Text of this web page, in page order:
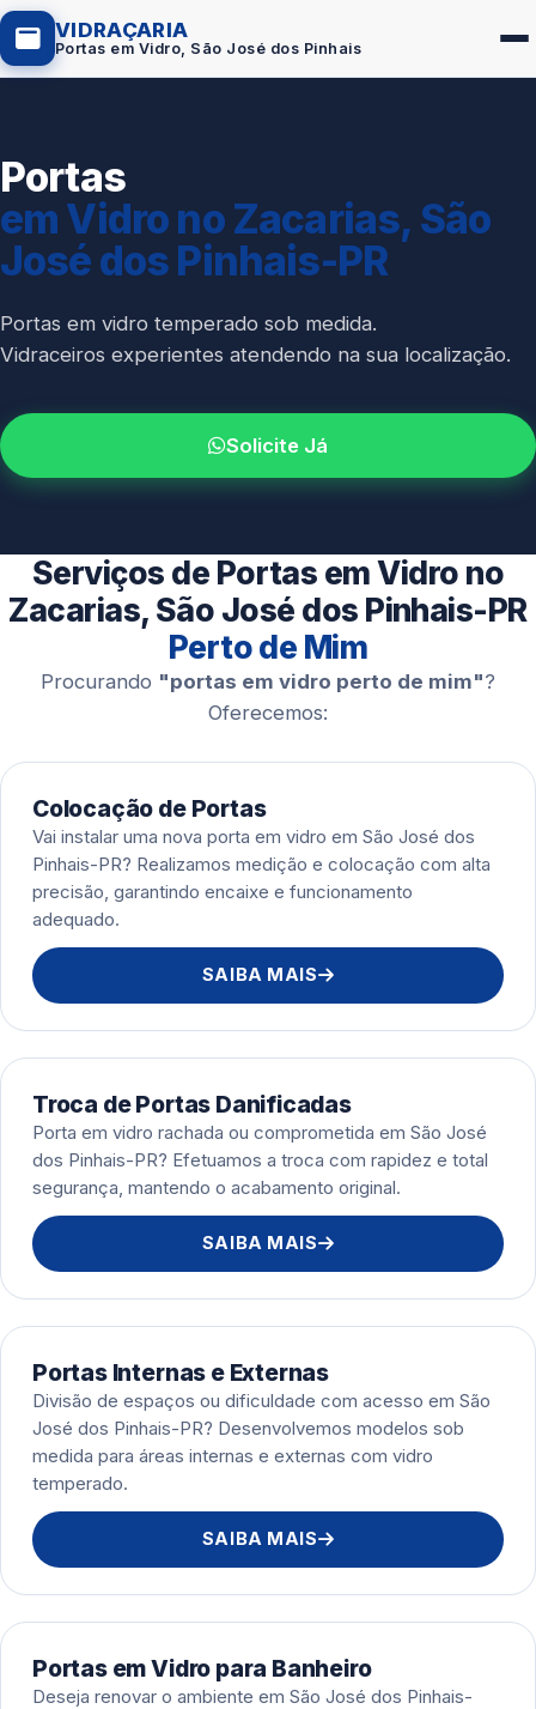
VIDRAÇARIA
Portas em Vidro, São José dos Pinhais
Box de Vidro
Portas em Vidro
Guarda-Corpo
Espelho Sob Medida
Fachada de Vidro
Esquadrias de Alumínio
Portas
em Vidro no Zacarias, São
José dos Pinhais-PR
Portas em vidro temperado sob medida.
Vidraceiros experientes atendendo na sua localização.
Solicite Já
Serviços de Portas em Vidro no
Zacarias, São José dos Pinhais-PR
Perto de Mim
Procurando "portas em vidro perto de mim"?
Oferecemos:
Colocação de Portas
Vai instalar uma nova porta em vidro em São José dos
Pinhais-PR? Realizamos medição e colocação com alta
precisão, garantindo encaixe e funcionamento
adequado.
SAIBA MAIS
Troca de Portas Danificadas
Porta em vidro rachada ou comprometida em São José
dos Pinhais-PR? Efetuamos a troca com rapidez e total
segurança, mantendo o acabamento original.
SAIBA MAIS
Portas Internas e Externas
Divisão de espaços ou dificuldade com acesso em São
José dos Pinhais-PR? Desenvolvemos modelos sob
medida para áreas internas e externas com vidro
temperado.
SAIBA MAIS
Portas em Vidro para Banheiro
Deseja renovar o ambiente em São José dos Pinhais-